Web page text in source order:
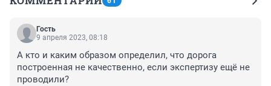
Гость
9 апреля 2023, 08:18
А кто и каким образом определил, что дорога
построенная не качественно, если экспертизу ещё не
проводили?